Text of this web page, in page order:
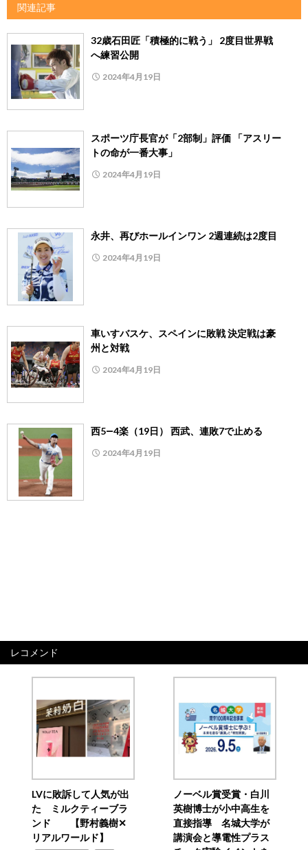
関連記事
32歳石田匠「積極的に戦う」 2度目世界戦
へ練習公開
2024年4月19日
スポーツ庁長官が「2部制」評価 「アスリー
トの命が一番大事」
2024年4月19日
永井、再びホールインワン 2週連続は2度目
2024年4月19日
車いすバスケ、スペインに敗戦 決定戦は豪
州と対戦
2024年4月19日
西5―4楽（19日） 西武、連敗7で止める
2024年4月19日
レコメンド
LVに敗訴して人気が出
た ミルクティーブラ
ンド 【野村義樹✕
リアルワールド】
ノーベル賞受賞・白川
英樹博士が小中高生を
直接指導 名城大学が
講演会と導電性プラス